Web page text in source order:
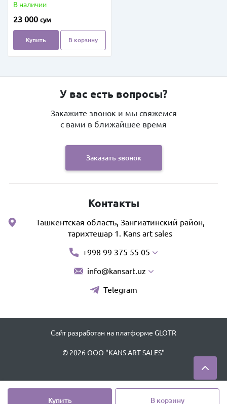
Купить В корзину
В наличии
23 000 сум
Купить В корзину
У вас есть вопросы?
Закажите звонок и мы свяжемся
с вами в ближайшее время
Заказать звонок
Контакты
Ташкентская область, Зангиатинский район,
тарихтешар 1. Kans art sales
+998 99 375 55 05
info@kansart.uz
Telegram
Сайт разработан на платформе GLOTR
© 2026 OOO "KANS ART SALES"